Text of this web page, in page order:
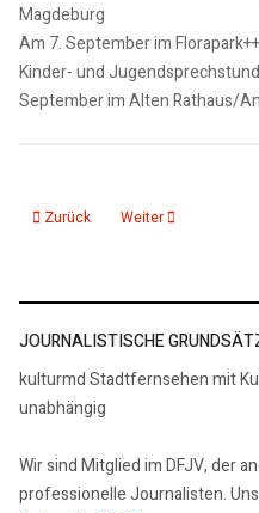
Magdeburg
Am 7. September im
Kinder- und
September im Alten Rathaus/
Vorheriger Beitrag: Zeugenaufruf
Zurück Nächster Beitrag:
Weiter
JOURNALISTISCHE
kulturmd Stadtfernsehen mit
unabhängig
Wir sind Mitglied im DFJV, der
professionelle Journalisten.